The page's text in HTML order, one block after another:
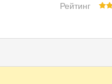
Рейтинг